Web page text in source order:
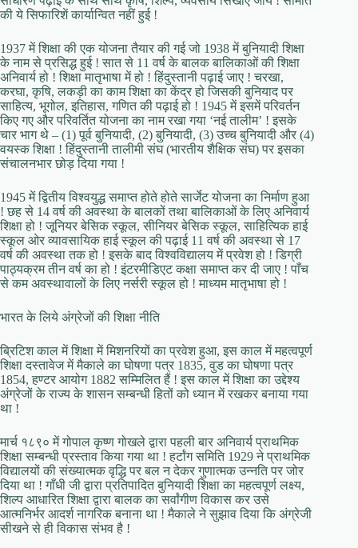
की ये सिफारिशें कार्यान्वित नहीं हुई !
1937 में शिक्षा की एक योजना तैयार की गई जो 1938 में बुनियादी शिक्षा
के नाम से प्रसिद्ध हुई ! सात से 11 वर्ष के बालक बालिकाओं की शिक्षा
अनिवार्य हो ! शिक्षा मातृभाषा में हो ! हिंदुस्तानी पढ़ाई जाए ! चरखा,
करघा, कृषि, लकड़ी का काम शिक्षा का केंद्र हो जिसकी बुनियाद पर
साहित्य, भूगोल, इतिहास, गणित की पढ़ाई हो ! 1945 में इसमें परिवर्तन
किए गए और परिवर्तित योजना का नाम रखा गया ‘नई तालीम’ ! इसके
चार भाग थे – (1) पूर्व बुनियादी, (2) बुनियादी, (3) उच्च बुनियादी और (4)
वयस्क शिक्षा ! हिंदुस्तानी तालीमी संघ (भारतीय शैक्षिक संघ) पर इसका
संचालनभार छोड़ दिया गया !
1945 में द्वितीय विश्वयुद्ध समाप्त होते होते सार्जेट योजना का निर्माण हुआ
! छह से 14 वर्ष की अवस्था के बालकों तथा बालिकाओं के लिए अनिवार्य
शिक्षा हो ! जूनियर बेसिक स्कूल, सीनियर बेसिक स्कूल, साहित्यिक हाई
स्कूल ओर व्यावसायिक हाई स्कूल की पढ़ाई 11 वर्ष की अवस्था से 17
वर्ष की अवस्था तक हो ! इसके बाद विश्वविद्यालय में प्रवेश हो ! डिग्री
पाठ्यक्रम तीन वर्ष का हो ! इंटरमीडिएट कक्षा समाप्त कर दी जाए ! पाँच
से कम अवस्थावालों के लिए नर्सरी स्कूल हो ! माध्यम मातृभाषा हो !
भारत के लिये अंग्रेजों की शिक्षा नीति
ब्रिटिश काल में शिक्षा में मिशनरियों का प्रवेश हुआ, इस काल में महत्वपूर्ण
शिक्षा दस्तावेज में मैकाले का घोषणा पत्र 1835, वुड का घोषणा पत्र
1854, हण्टर आयोग 1882 सम्मिलित हैं ! इस काल में शिक्षा का उद्देश्य
अंग्रेजों के राज्य के शासन सम्बन्धी हितों को ध्यान में रखकर बनाया गया
था !
मार्च १८९० में गोपाल कृष्ण गोखले द्वारा पहली बार अनिवार्य प्राथमिक
शिक्षा सम्बन्धी प्रस्ताव किया गया था ! हर्टांग समिति 1929 ने प्राथमिक
विद्यालयों की संख्यात्मक वृद्धि पर बल न देकर गुणात्मक उन्नति पर जोर
दिया था ! गाँधी जी द्वारा प्रतिपादित बुनियादी शिक्षा का महत्वपूर्ण लक्ष्य,
शिल्प आधारित शिक्षा द्वारा बालक का सर्वांगीण विकास कर उसे
आत्मनिर्भर आदर्श नागरिक बनाना था ! मैकाले ने सुझाव दिया कि अंग्रेजी
सीखने से ही विकास संभव है !